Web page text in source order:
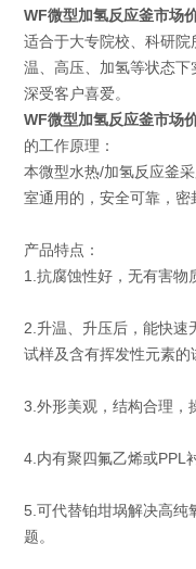
WF微型加氢反应釜市场
适合于大专院校、科研
温、高压、加氢等状态下
深受客户喜爱。
WF微型加氢反应釜市场
的工作原理：
本微型水热/加氢反应釜
室通用的，安全可靠，密
产品特点：
1.抗腐蚀性好，无有害物
2.升温、升压后，能快速
试样及含有挥发性元素的
3.外形美观，结构合理，
4.内有聚四氟乙烯或PPL
5.可代替铂坩埚解决高纯
题。